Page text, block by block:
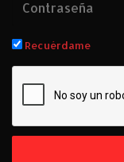
Recuérdame